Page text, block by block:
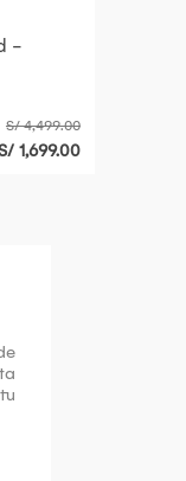
-
S/ 4,499.00
1,699.00